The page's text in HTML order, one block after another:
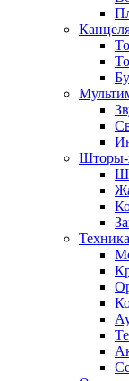
Шторы-
Техника